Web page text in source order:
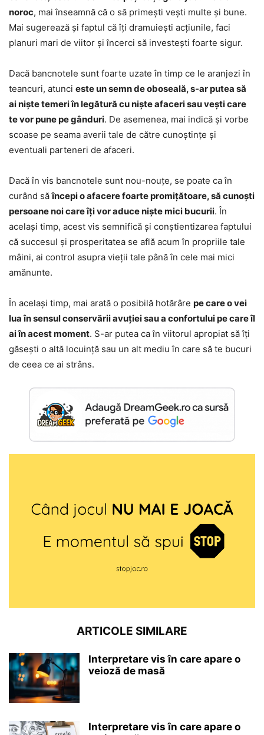
noroc, mai înseamnă că o să primești vești multe și bune.
Mai sugerează și faptul că îți dramuiești acțiunile, faci
planuri mari de viitor și încerci să investești foarte sigur.
Dacă bancnotele sunt foarte uzate în timp ce le aranjezi în
teancuri, atunci este un semn de oboseală, s-ar putea să
ai niște temeri în legătură cu niște afaceri sau vești care
te vor pune pe gânduri. De asemenea, mai indică și vorbe
scoase pe seama averii tale de către cunoștințe și
eventuali parteneri de afaceri.
Dacă în vis bancnotele sunt nou-nouțe, se poate ca în
curând săîncepi o afacere foarte promițătoare, să cunoști
persoane noi care îți vor aduce niște mici bucurii. În
același timp, acest vis semnifică și conștientizarea faptului
că succesul și prosperitatea se află acum în propriile tale
mâini, ai control asupra vieții tale până în cele mai mici
amănunte.
În același timp, mai arată o posibilă hotărâre pe care o vei
lua în sensul conservării avuției sau a confortului pe care îl
ai în acest moment. S-ar putea ca în viitorul apropiat să îți
găsești o altă locuință sau un alt mediu în care să te bucuri
de ceea ce ai strâns.
ARTICOLE SIMILARE
Interpretare vis în care apare o
veioză de masă
Interpretare vis în care apare o